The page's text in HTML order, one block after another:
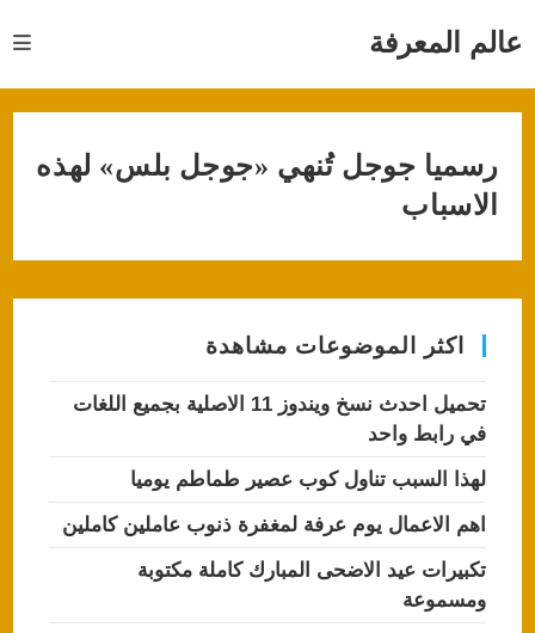
عالم المعرفة
رسميا جوجل تُنهي «جوجل بلس» لهذه
الاسباب
اكثر الموضوعات مشاهدة
تحميل احدث نسخ ويندوز 11 الاصلية بجميع اللغات
في رابط واحد
لهذا السبب تناول كوب عصير طماطم يوميا
اهم الاعمال يوم عرفة لمغفرة ذنوب عاملين كاملين
تكبيرات عيد الاضحى المبارك كاملة مكتوبة
ومسموعة